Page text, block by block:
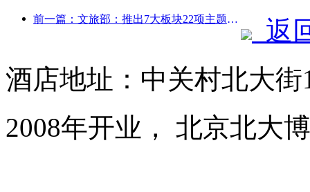
前一篇：文旅部：推出7大板块22项主题活动
返
酒店地址：中关村北大
2008年开业， 北京北